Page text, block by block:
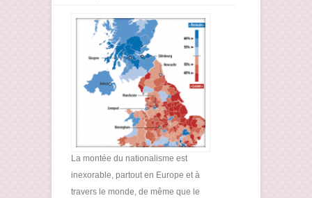
La montée du nationalisme est
inexorable, partout en Europe et à
travers le monde, de même que le